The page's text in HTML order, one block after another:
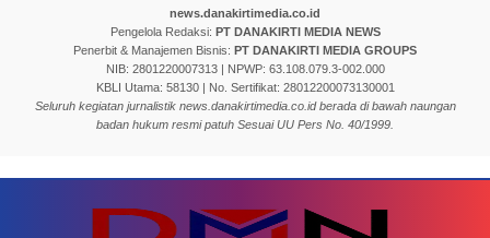
news.danakirtimedia.co.id
Pengelola Redaksi: PT DANAKIRTI MEDIA NEWS
Penerbit & Manajemen Bisnis: PT DANAKIRTI MEDIA GROUPS
NIB: 2801220007313 | NPWP: 63.108.079.3-002.000
KBLI Utama: 58130 | No. Sertifikat: 28012200073130001
Seluruh kegiatan jurnalistik news.danakirtimedia.co.id berada di bawah naungan
badan hukum resmi patuh Sesuai UU Pers No. 40/1999.